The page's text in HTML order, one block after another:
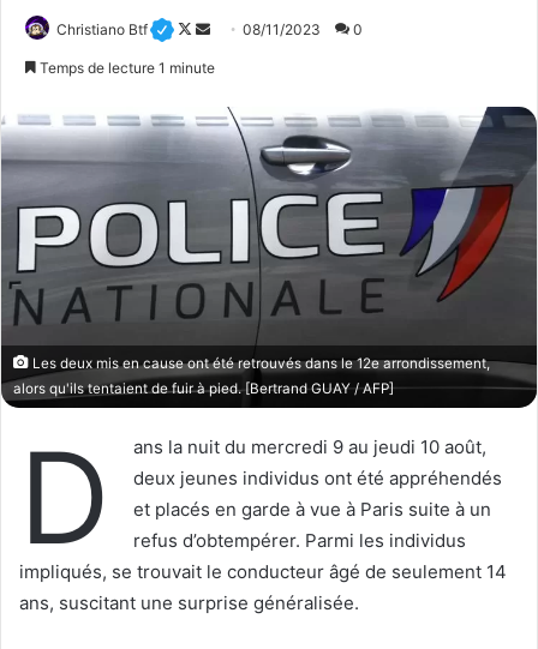
Christiano Btf
F
l
o
X
o
y
n
u
r
r
l
08/11/2023 0
Temps de lecture 1 minute
Les deux mis en cause ont été retrouvés dans le 12e arrondissement,
alors qu'ils tentaient de fuir à pied. [Bertrand GUAY / AFP]
D
ans la nuit du mercredi 9 au jeudi 10 août,
deux jeunes individus ont été appréhendés
et placés en garde à vue à Paris suite à un
refus d’obtempérer. Parmi les individus
impliqués, se trouvait le conducteur âgé de seulement 14
ans, suscitant une surprise généralisée.